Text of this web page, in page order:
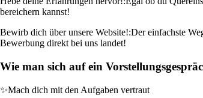
bereichern kannst!
Bewirb dich über unsere Website!:Der einfachste
Bewerbung direkt bei uns landet!
Wie man sich auf ein
✨Mach dich mit den Aufgaben vertraut